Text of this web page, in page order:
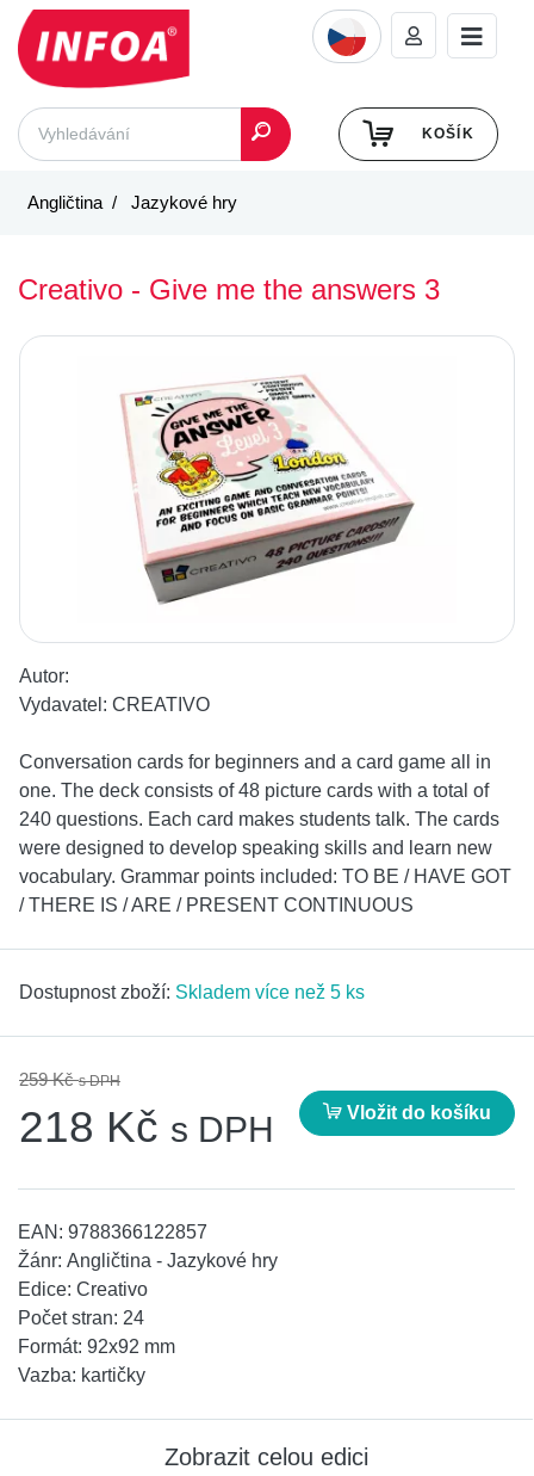
KOŠÍK
Angličtina Jazykové hry
Creativo - Give me the answers 3
Autor:
Vydavatel: CREATIVO
Conversation cards for beginners and a card game all in
one. The deck consists of 48 picture cards with a total of
240 questions. Each card makes students talk. The cards
were designed to develop speaking skills and learn new
vocabulary. Grammar points included: TO BE / HAVE GOT
/ THERE IS / ARE / PRESENT CONTINUOUS
Dostupnost zboží: Skladem více než 5 ks
259 Kčs DPH
218 Kč s DPH Vložit do košíku
EAN: 9788366122857
Žánr: Angličtina - Jazykové hry
Edice: Creativo
Počet stran: 24
Formát: 92x92 mm
Vazba: kartičky
Zobrazit celou edici